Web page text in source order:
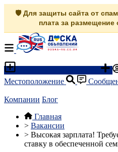
🛡️ Для защиты сайта от
плата за размещение
Местоположение
Компании Блог
Главная
> Вакансии
> Высокая зарплата!
ставку в обеспеченной